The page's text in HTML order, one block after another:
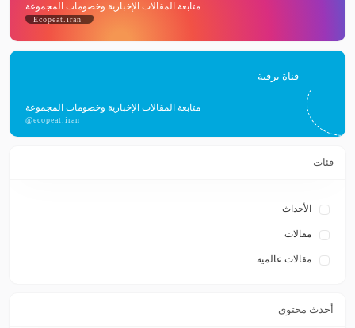
متابعة المقالات الإخبارية وخصومات المجموعة
Ecopeat.iran
قناة برقية
متابعة المقالات الإخبارية وخصومات المجموعة
@ecopeat.iran
فئات
الأحداث
مقالات
مقالات عالمية
أحدث محتوى